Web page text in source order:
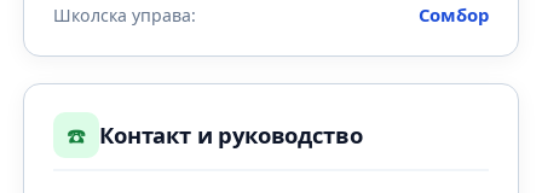
Школска управа: Сомбор
☎️ Контакт и руководство